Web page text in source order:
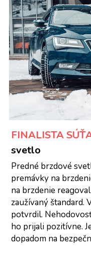
FINALISTA
svetlo
Predné brzdové
premávky na
na brzdenie
zaužívaný štandard.
potvrdil.
ho prijali pozitívne.
dopadom na